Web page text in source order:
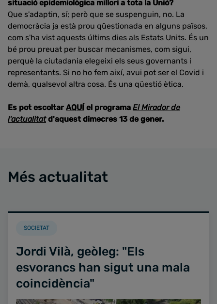
situació epidemiològica millori a tota la Unió?
Que s'adaptin, sí; però que se suspenguin, no. La
democràcia ja està prou qüestionada en alguns països,
com s'ha vist aquests últims dies als Estats Units. És un
bé prou preuat per buscar mecanismes, com sigui,
perquè la ciutadania elegeixi els seus governants i
representants. Si no ho fem així, avui pot ser el Covid i
demà, qualsevol altra cosa. És una qüestió ètica.
Es pot escoltar AQUÍ el programa El Mirador de
l'actualitatd'aquest dimecres 13 de gener.
Més actualitat
SOCIETAT
Jordi Vilà, geòleg: "Els
esvorancs han sigut una mala
coincidència"